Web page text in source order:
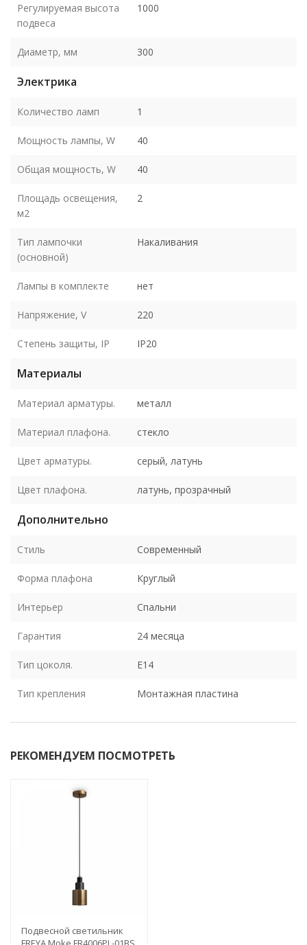
Регулируемая высота
подвеса
1000
Диаметр, мм 300
Электрика
Количество ламп 1
Мощность лампы, W 40
Общая мощность, W 40
Площадь освещения,
м2
2
Тип лампочки
(основной)
Накаливания
Лампы в комплекте нет
Напряжение, V 220
Степень защиты, IP IP20
Материалы
Материал арматуры. металл
Материал плафона. стекло
Цвет арматуры. серый, латунь
Цвет плафона. латунь, прозрачный
Дополнительно
Стиль Современный
Форма плафона Круглый
Интерьер Спальни
Гарантия 24 месяца
Тип цоколя. E14
Тип крепления Монтажная пластина
РЕКОМЕНДУЕМ ПОСМОТРЕТЬ
Подвесной светильник